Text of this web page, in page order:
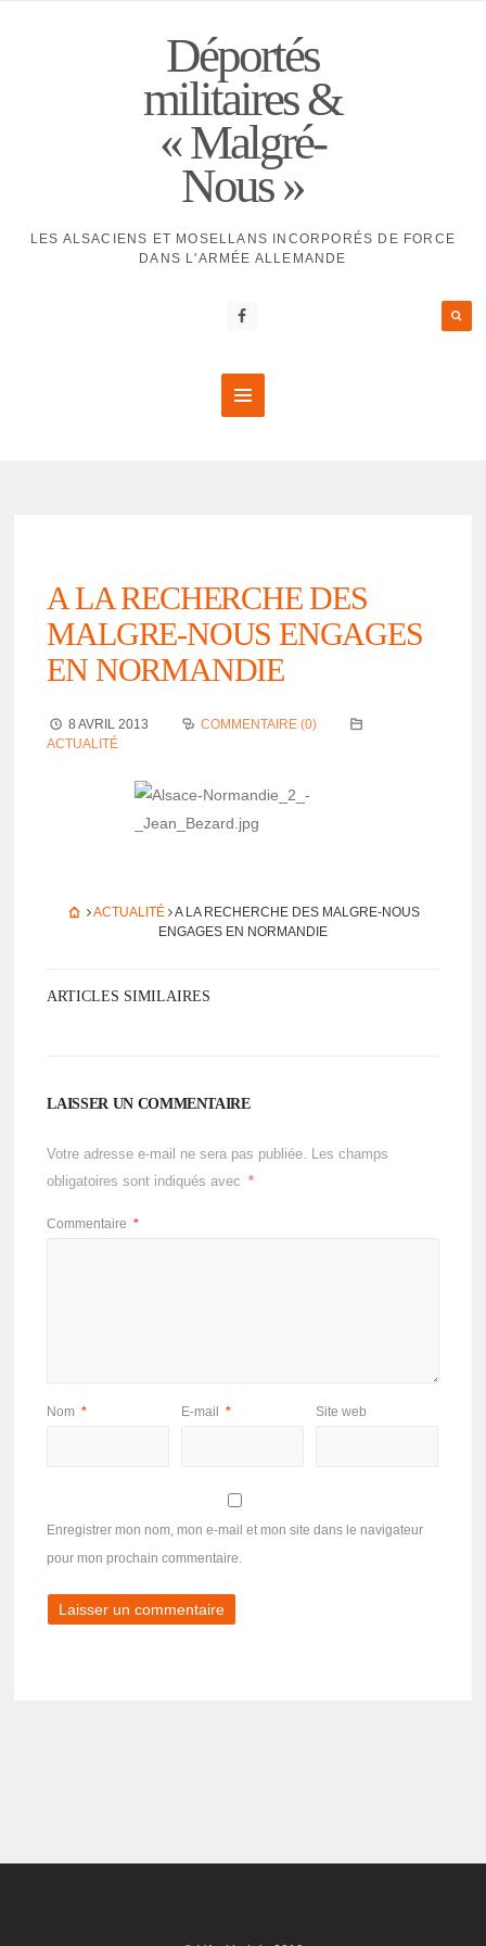
Déportés
militaires &
« Malgré-
Nous »
LES ALSACIENS ET MOSELLANS INCORPORÉS DE FORCE
DANS L'ARMÉE ALLEMANDE
A LA RECHERCHE DES
MALGRE-NOUS ENGAGES
EN NORMANDIE
8 AVRIL 2013
COMMENTAIRE (0)
ACTUALITÉ
ACTUALITÉ
A LA RECHERCHE DES MALGRE-NOUS
ENGAGES EN NORMANDIE
ARTICLES SIMILAIRES
LAISSER UN COMMENTAIRE
Votre adresse e-mail ne sera pas publiée. Les champs
obligatoires sont indiqués avec
*
Commentaire *
Nom * E-mail * Site web
Enregistrer mon nom, mon e-mail et mon site dans le navigateur
pour mon prochain commentaire.